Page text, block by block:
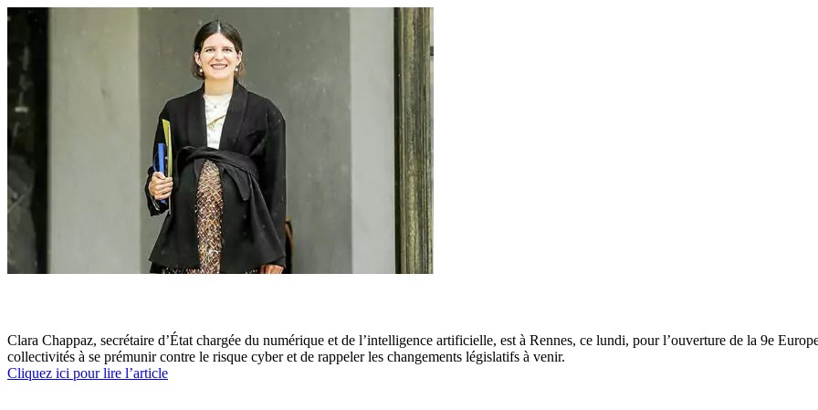
Clara Chappaz, secrétaire d’État chargée du numérique et de l’intelligence artificielle, est à Rennes, ce lundi, pour l’ouverture de la 9e
collectivités à se prémunir contre le risque cyber et de rappeler les changements législatifs à venir.
Cliquez ici pour lire l’article